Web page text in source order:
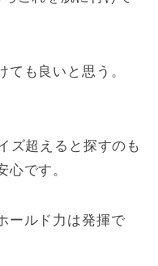
も良いと思う。
ズ超えると探すのも
心です。
ールド力は発揮で